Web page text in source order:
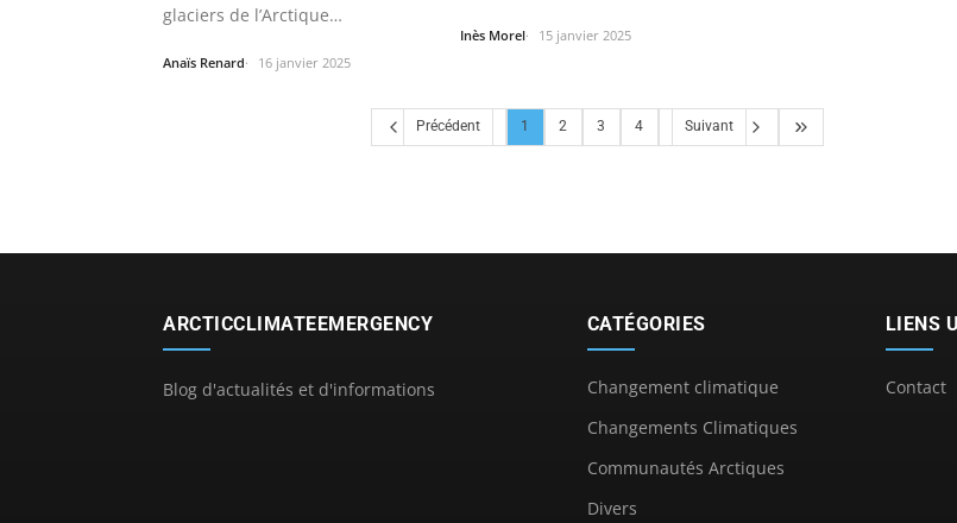
glaciers de l’Arctique
Anaïs Renard 16 janvier 2025
Inès Morel 15 janvier 2025
Précédent 1 2 3 4 Suivant
ARCTICCLIMATEEMERGENCY
Blog d'actualités et d'informations
CATÉGORIES
Changement climatique
Changements Climatiques
Communautés Arctiques
Divers
LIENS
Contact